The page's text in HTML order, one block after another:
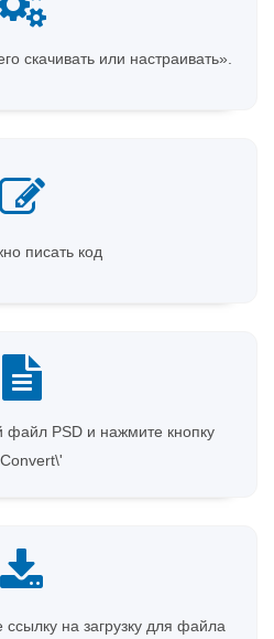
скачивать или настраивать».
писать код
файл PSD и нажмите кнопку
на загрузку для файла